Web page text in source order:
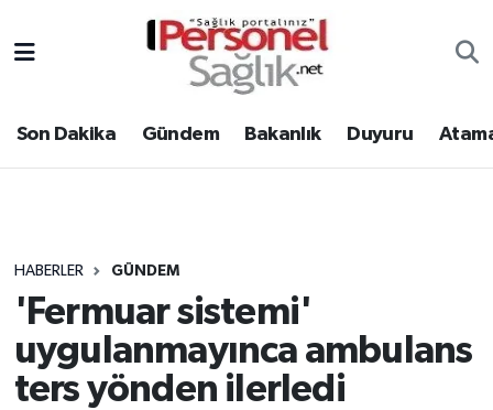
Son Dakika Gündem Bakanlık Duyuru
HABERLER GÜNDEM
'Fermuar sistemi'
uygulanmayınca ambulans
ters yönden ilerledi
Gündem
Atamalar
Mevzuat
Nöbetçi Eczaneler
Hava Durumu
Tüm Manşetler
Son Dakika Haberleri